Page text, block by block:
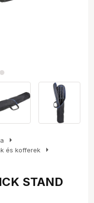
arrow_right
és kofferek arrow_right
STAND